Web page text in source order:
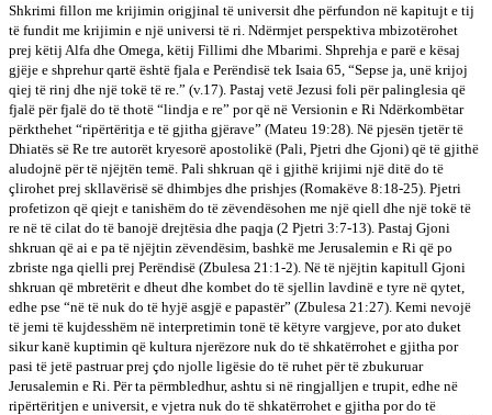
Shkrimi fillon me krijimin origjinal të universit dhe përfundon në kapitujt e tij
të fundit me krijimin e një universi të ri. Ndërmjet perspektiva mbizotërohet
prej këtij Alfa dhe Omega, këtij Fillimi dhe Mbarimi. Shprehja e parë e kësaj
gjëje e shprehur qartë është fjala e Perëndisë tek Isaia 65, “Sepse ja, unë krijoj
qiej të rinj dhe një tokë të re.” (v.17). Pastaj vetë Jezusi foli për palinglesia që
fjalë për fjalë do të thotë “lindja e re” por që në Versionin e Ri Ndërkombëtar
përkthehet “ripërtëritja e të gjitha gjërave” (Mateu 19:28). Në pjesën tjetër të
Dhiatës së Re tre autorët kryesorë apostolikë (Pali, Pjetri dhe Gjoni) që të gjithë
aludojnë për të njëjtën temë. Pali shkruan që i gjithë krijimi një ditë do të
çlirohet prej skllavërisë së dhimbjes dhe prishjes (Romakëve 8:18-25). Pjetri
profetizon që qiejt e tanishëm do të zëvendësohen me një qiell dhe një tokë të
re në të cilat do të banojë drejtësia dhe paqja (2 Pjetri 3:7-13). Pastaj Gjoni
shkruan që ai e pa të njëjtin zëvendësim, bashkë me Jerusalemin e Ri që po
zbriste nga qielli prej Perëndisë (Zbulesa 21:1-2). Në të njëjtin kapitull Gjoni
shkruan që mbretërit e dheut dhe kombet do të sjellin lavdinë e tyre në qytet,
edhe pse “në të nuk do të hyjë asgjë e papastër” (Zbulesa 21:27). Kemi nevojë
të jemi të kujdesshëm në interpretimin tonë të këtyre vargjeve, por ato duket
sikur kanë kuptimin që kultura njerëzore nuk do të shkatërrohet e gjitha por
pasi të jetë pastruar prej çdo njolle ligësie do të ruhet për të zbukuruar
Jerusalemin e Ri. Për ta përmbledhur, ashtu si në ringjalljen e trupit, edhe në
ripërtëritjen e universit, e vjetra nuk do të shkatërrohet e gjitha por do të